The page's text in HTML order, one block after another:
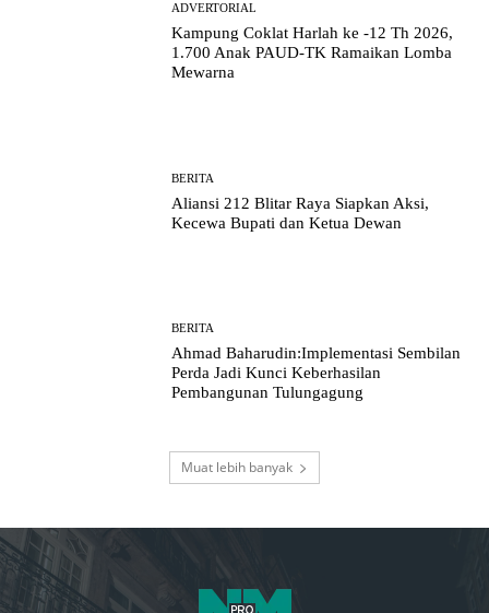
ADVERTORIAL
Kampung Coklat Harlah ke -12 Th 2026,
1.700 Anak PAUD-TK Ramaikan Lomba
Mewarna
BERITA
Aliansi 212 Blitar Raya Siapkan Aksi,
Kecewa Bupati dan Ketua Dewan
BERITA
Ahmad Baharudin:Implementasi Sembilan
Perda Jadi Kunci Keberhasilan
Pembangunan Tulungagung
Muat lebih banyak